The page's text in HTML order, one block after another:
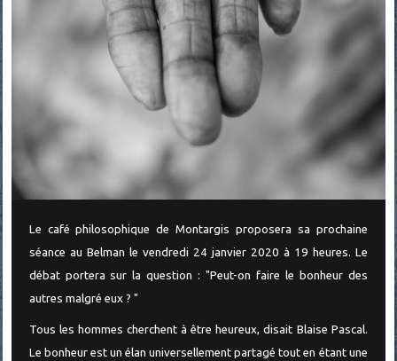
Le café philosophique de Montargis proposera sa prochaine
séance au Belman le vendredi 24 janvier 2020 à 19 heures. Le
débat portera sur la question : "Peut-on faire le bonheur des
autres malgré eux ? "
Tous les hommes cherchent à être heureux, disait Blaise Pascal.
Le bonheur est un élan universellement partagé tout en étant une